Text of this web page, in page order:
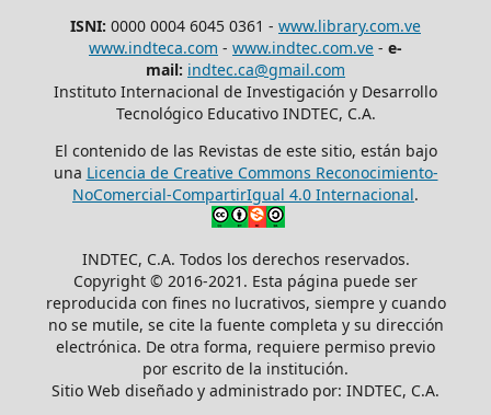
ISNI: 0000 0004 6045 0361 - www.library.com.ve
www.indteca.com - www.indtec.com.ve - e-
mail: indtec.ca@gmail.com
Instituto Internacional de Investigación y Desarrollo
Tecnológico Educativo INDTEC, C.A.
El contenido de las Revistas de este sitio, están bajo
una Licencia de Creative Commons Reconocimiento-
NoComercial-CompartirIgual 4.0 Internacional.
INDTEC, C.A. Todos los derechos reservados.
Copyright © 2016-2021. Esta página puede ser
reproducida con fines no lucrativos, siempre y cuando
no se mutile, se cite la fuente completa y su dirección
electrónica. De otra forma, requiere permiso previo
por escrito de la institución.
Sitio Web diseñado y administrado por: INDTEC, C.A.